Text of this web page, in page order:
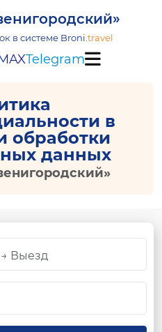
в системе Broni. travel
Telegram
в
обработки
данных